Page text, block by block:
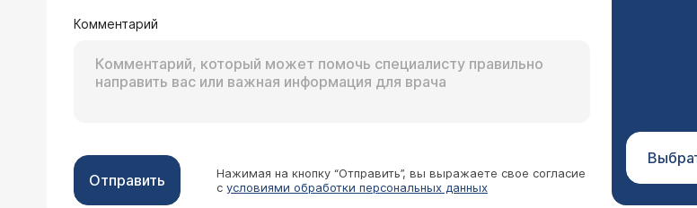
Комментарий
Отправить
Нажимая на кнопку “Отправить”, вы выражаете свое согласие
с условиями обработки персональных данных